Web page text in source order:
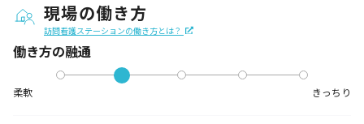
現場の働き方
訪問看護ステーションの働き方とは？
働き方の融通
柔軟 きっちり